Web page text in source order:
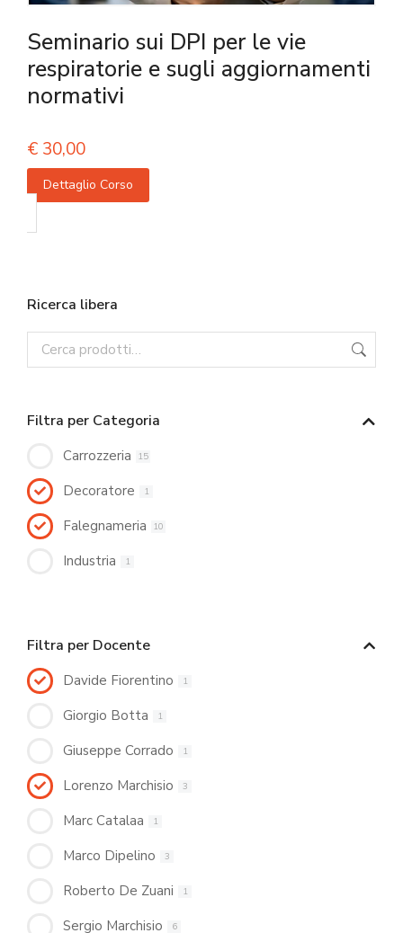
Seminario sui DPI per le vie
respiratorie e sugli aggiornamenti
normativi
€ 30,00
Dettaglio Corso
Ricerca libera
Filtra per Categoria
Carrozzeria 15
Decoratore 1
Falegnameria 10
Industria 1
Filtra per Docente
Davide Fiorentino 1
Giorgio Botta 1
Giuseppe Corrado 1
Lorenzo Marchisio 3
Marc Catalaa 1
Marco Dipelino 3
Roberto De Zuani 1
Sergio Marchisio 6